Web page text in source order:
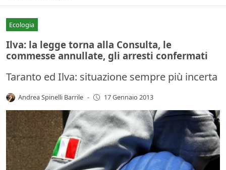
Ecologia
Ilva: la legge torna alla Consulta, le
commesse annullate, gli arresti confermati
Taranto ed Ilva: situazione sempre più incerta
Andrea Spinelli Barrile - 17 Gennaio 2013